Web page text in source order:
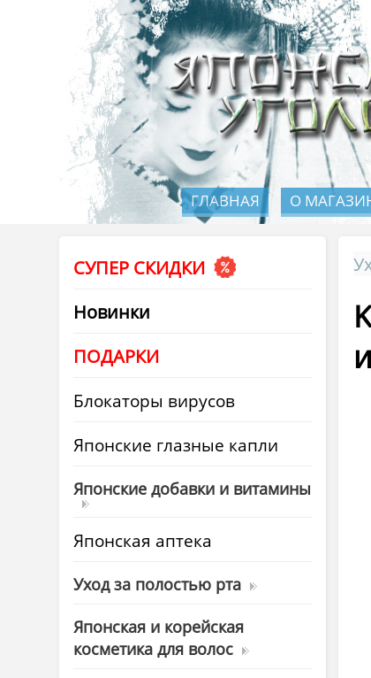
ГЛАВНАЯ О
СУПЕР СКИДКИ
Новинки
ПОДАРКИ
Блокаторы вирусов
Японские глазные капли
Японские добавки и витамины
Японская аптека
Уход за полостью рта
Японская и корейская
косметика для волос